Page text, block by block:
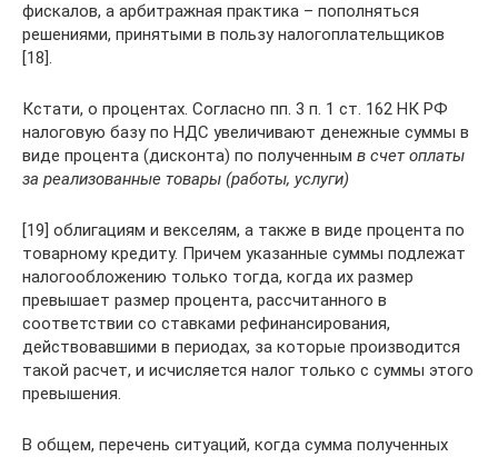
фискалов, а арбитражная практика – пополняться
решениями, принятыми в пользу налогоплательщиков
[18].
Кстати, о процентах. Согласно пп. 3 п. 1 ст. 162 НК РФ
налоговую базу по НДС увеличивают денежные суммы в
виде процента (дисконта) по полученным в счет оплаты
за реализованные товары (работы, услуги)
[19] облигациям и векселям, а также в виде процента по
товарному кредиту. Причем указанные суммы подлежат
налогообложению только тогда, когда их размер
превышает размер процента, рассчитанного в
соответствии со ставками рефинансирования,
действовавшими в периодах, за которые производится
такой расчет, и исчисляется налог только с суммы этого
превышения.
В общем, перечень ситуаций, когда сумма полученных